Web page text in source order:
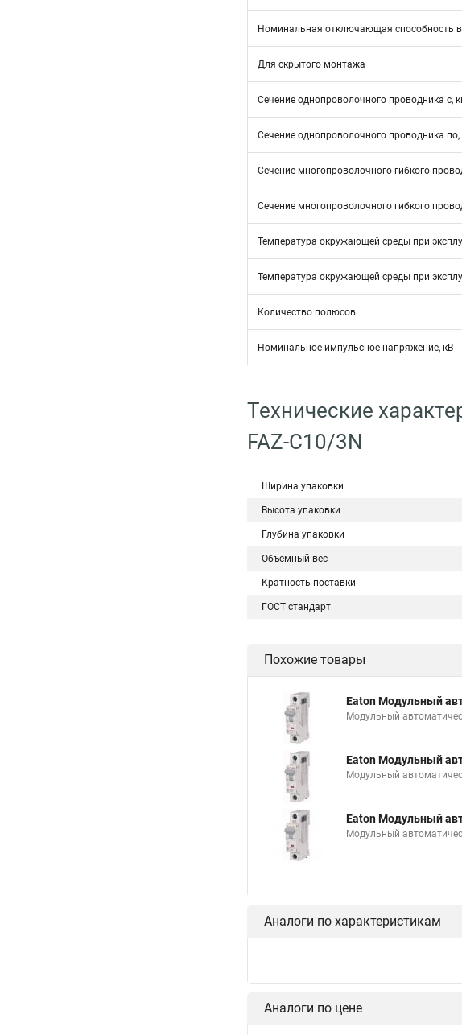
Номинальная отключающая способность в
Для скрытого монтажа
Сечение однопроволочного проводника с,
Сечение однопроволочного проводника
Сечение многопроволочного гибкого
Сечение многопроволочного гибкого
Температура окружающей среды при
Температура окружающей среды при
Количество полюсов
Номинальное импульсное напряжение, кВ
Технические
FAZ-C10/3N
Ширина упаковки
Высота упаковки
Глубина упаковки
Объемный вес
Кратность поставки
ГОСТ стандарт
Похожие товары
Eaton Модульный
Модульный
Eaton Модульный
Модульный
Eaton Модульный
Модульный
Аналоги по характеристикам
Аналоги по цене